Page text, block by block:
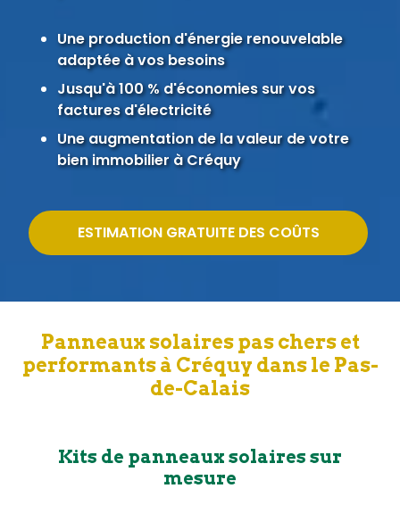
Une production d'énergie renouvelable
adaptée à vos besoins
Jusqu'à 100 % d'économies sur vos
factures d'électricité
Une augmentation de la valeur de votre
bien immobilier à Créquy
ESTIMATION GRATUITE DES COÛTS
Panneaux solaires pas chers et
performants à Créquy dans le Pas-
de-Calais
Kits de panneaux solaires sur
mesure